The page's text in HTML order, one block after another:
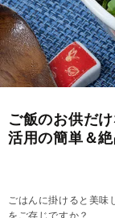
ご飯のお供だ
活用の簡単＆
ごはんに掛けると美味
をご存じですか？